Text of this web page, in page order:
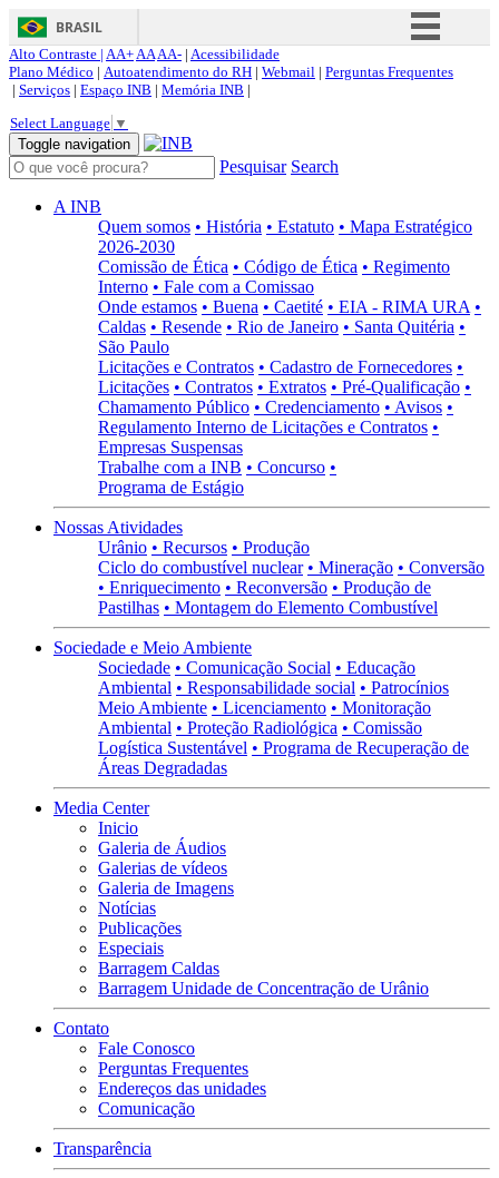
BRASIL
Simplifique!
Acesso à informação
Canais
Alto Contraste | AA+AAAA- | Acessibilidade
Plano Médico | Autoatendimento do RH | Webmail | Perguntas Frequentes
| Serviços | Espaço INB | Memória INB |
Select Language ▼
Toggle navigation
Pesquisar Search
A INB
Quem somos • História • Estatuto • Mapa Estratégico
2026-2030
Comissão de Ética • Código de Ética • Regimento
Interno • Fale com a Comissao
Onde estamos • Buena • Caetité • EIA - RIMA URA •
Caldas • Resende • Rio de Janeiro • Santa Quitéria •
São Paulo
Licitações e Contratos • Cadastro de Fornecedores •
Licitações • Contratos • Extratos • Pré-Qualificação •
Chamamento Público • Credenciamento • Avisos •
Regulamento Interno de Licitações e Contratos •
Empresas Suspensas
Trabalhe com a INB • Concurso •
Programa de Estágio
Nossas Atividades
Urânio • Recursos • Produção
Ciclo do combustível nuclear • Mineração • Conversão
• Enriquecimento • Reconversão • Produção de
Pastilhas • Montagem do Elemento Combustível
Sociedade e Meio Ambiente
Sociedade • Comunicação Social • Educação
Ambiental • Responsabilidade social • Patrocínios
Meio Ambiente • Licenciamento • Monitoração
Ambiental • Proteção Radiológica • Comissão
Logística Sustentável • Programa de Recuperação de
Áreas Degradadas
Media Center
Inicio
Galeria de Áudios
Galerias de vídeos
Galeria de Imagens
Notícias
Publicações
Especiais
Barragem Caldas
Barragem Unidade de Concentração de Urânio
Contato
Fale Conosco
Perguntas Frequentes
Endereços das unidades
Comunicação
Transparência